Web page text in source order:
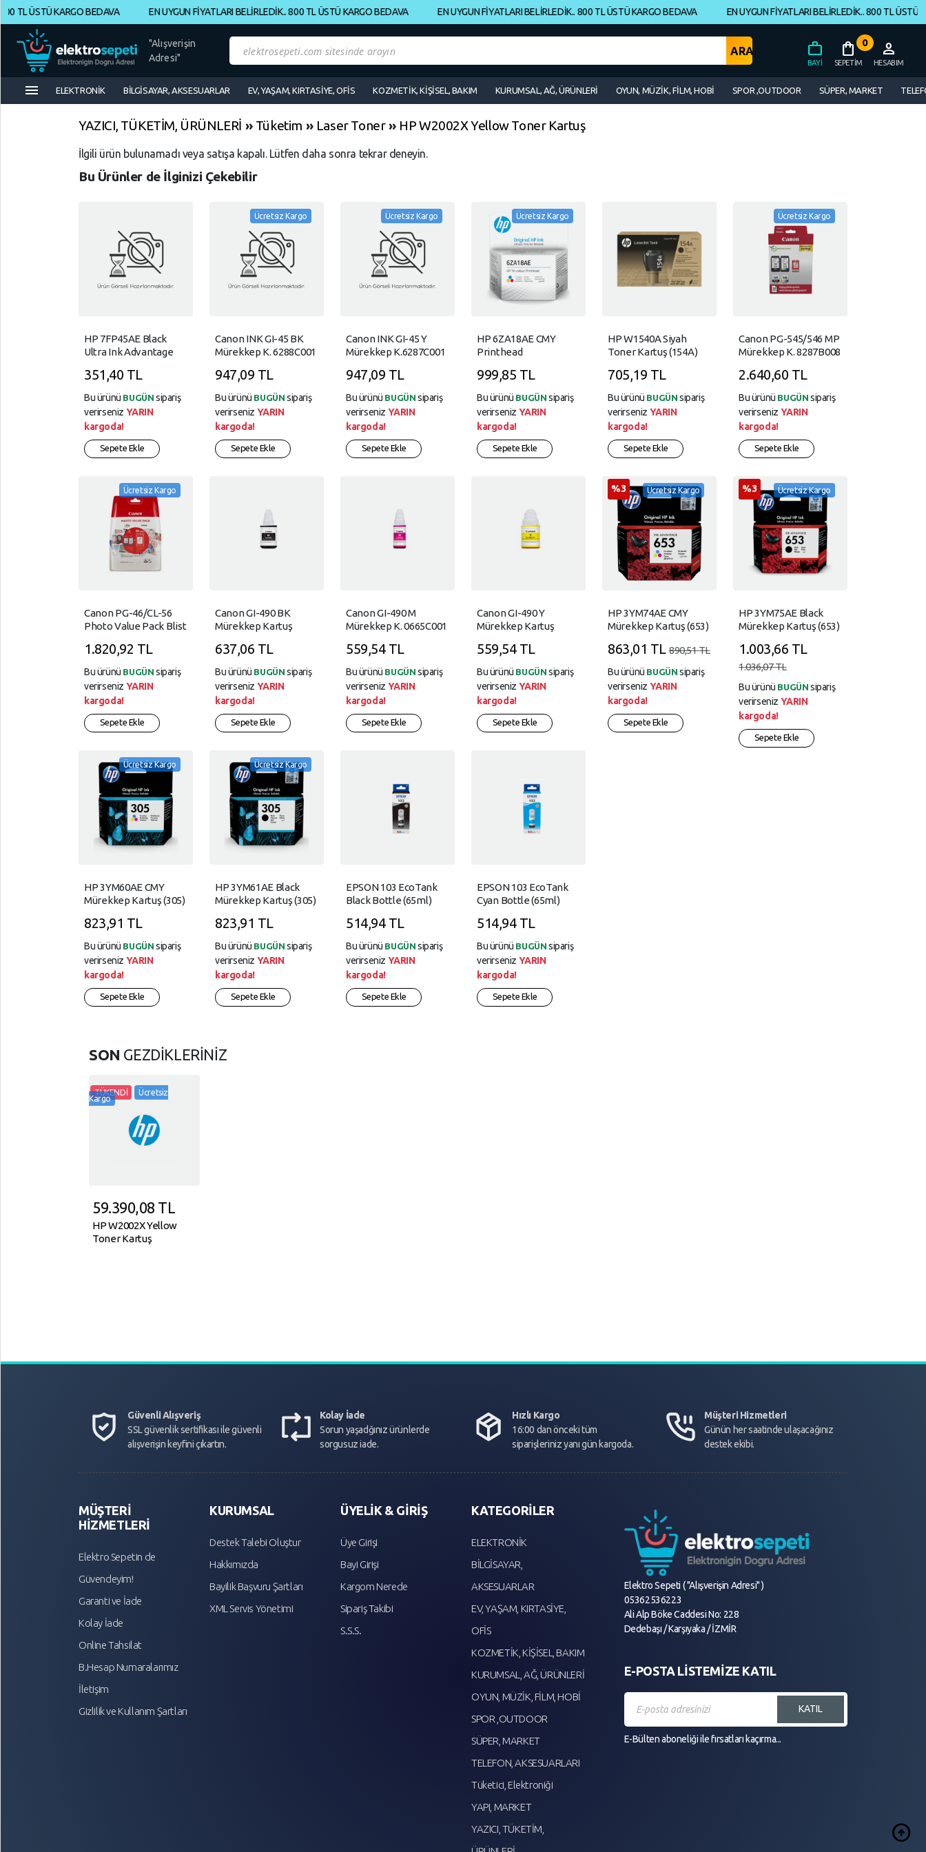
ÜSTÜ KARGO BEDAVA EN UYGUN FİYATLARI BELİRLEDİK.. 800 TL ÜSTÜ KARGO BEDAVA EN UYGUN FİYATLARI BELİRLEDİK.. 800 TL ÜSTÜ KARGO BEDAVA EN UYGUN FİYATLARI BELİRLEDİK.. 800 TL ÜSTÜ
"Alışverişin
Adresi"
work
BAYI
shopping_bag 0
SEPETIM
person
HESABIM
Müşteri
Panelim
Yeni
Gelenler
İndirimdekiler
Kategoriye
AKSESUARLARI
menu ELEKTRONİK BİLGİSAYAR, AKSESUARLAR EV, YAŞAM, KIRTASİYE, OFİS KOZMETİK, KİŞİSEL, BAKIM KURUMSAL, AĞ, ÜRÜNLERİ OYUN, MÜZİK, FİLM, HOBİ SPOR ,OUTDOOR SÜPER, MARKET
YAZICI, TÜKETİM, ÜRÜNLERİ » Tüketim » Laser Toner» HP W2002X Yellow Toner Kartuş
İlgili ürün bulunamadı veya satışa kapalı. Lütfen daha sonra tekrar deneyin.
Bu Ürünler de İlginizi Çekebilir
HP 7FP45AE Black
Ultra Ink Advantage
351,40 TL
Bu ürünü BUGÜN sipariş
verirseniz YARIN
kargoda!
Sepete Ekle
Ücretsiz Kargo
Canon INK GI-45 BK
Mürekkep K. 6288C001
947,09 TL
Bu ürünü BUGÜN sipariş
verirseniz YARIN
kargoda!
Sepete Ekle
Ücretsiz Kargo
Canon INK GI-45 Y
Mürekkep K.6287C001
947,09 TL
Bu ürünü BUGÜN sipariş
verirseniz YARIN
kargoda!
Sepete Ekle
Ücretsiz Kargo
HP 6ZA18AE CMY
Printhead
999,85 TL
Bu ürünü BUGÜN sipariş
verirseniz YARIN
kargoda!
Sepete Ekle
HP W1540A Siyah
Toner Kartuş (154A)
705,19 TL
Bu ürünü BUGÜN sipariş
verirseniz YARIN
kargoda!
Sepete Ekle
Ücretsiz Kargo
Canon PG-545/546 MP
Mürekkep K. 8287B008
2.640,60 TL
Bu ürünü BUGÜN sipariş
verirseniz YARIN
kargoda!
Sepete Ekle
Ücretsiz Kargo
Canon PG-46/CL-56
Photo Value Pack Blist
1.820,92 TL
Bu ürünü BUGÜN sipariş
verirseniz YARIN
kargoda!
Sepete Ekle
Canon GI-490 BK
Mürekkep Kartuş
637,06 TL
Bu ürünü BUGÜN sipariş
verirseniz YARIN
kargoda!
Sepete Ekle
Canon GI-490 M
Mürekkep K. 0665C001
559,54 TL
Bu ürünü BUGÜN sipariş
verirseniz YARIN
kargoda!
Sepete Ekle
Canon GI-490 Y
Mürekkep Kartuş
559,54 TL
Bu ürünü BUGÜN sipariş
verirseniz YARIN
kargoda!
Sepete Ekle
Ücretsiz Kargo
HP 3YM74AE CMY
Mürekkep Kartuş (653)
%3
863,01 TL 890,51 TL
Bu ürünü BUGÜN sipariş
verirseniz YARIN
kargoda!
Sepete Ekle
Ücretsiz Kargo
HP 3YM75AE Black
Mürekkep Kartuş (653)
%3
1.003,66 TL
1.036,07 TL
Bu ürünü BUGÜN sipariş
verirseniz YARIN
kargoda!
Sepete Ekle
Ücretsiz Kargo
HP 3YM60AE CMY
Mürekkep Kartuş (305)
823,91 TL
Bu ürünü BUGÜN sipariş
verirseniz YARIN
kargoda!
Sepete Ekle
Ücretsiz Kargo
HP 3YM61AE Black
Mürekkep Kartuş (305)
823,91 TL
Bu ürünü BUGÜN sipariş
verirseniz YARIN
kargoda!
Sepete Ekle
EPSON 103 EcoTank
Black Bottle (65ml)
514,94 TL
Bu ürünü BUGÜN sipariş
verirseniz YARIN
kargoda!
Sepete Ekle
EPSON 103 EcoTank
Cyan Bottle (65ml)
514,94 TL
Bu ürünü BUGÜN sipariş
verirseniz YARIN
kargoda!
Sepete Ekle
SON GEZDİKLERİNİZ
TÜKENDİ Ücretsiz
Kargo
59.390,08 TL
HP W2002X Yellow
Toner Kartuş
Güvenli Alışveriş
SSL güvenlik sertifikası ile güvenli
alışverişin keyfini çıkartın.
Kolay İade
Sorun yaşadğınız ürünlerde
sorgusuz iade.
Hızlı Kargo
16:00 dan önceki tüm
siparişleriniz yanı gün kargoda.
Müşteri Hizmetleri
Günün her saatinde ulaşacağınız
destek ekibi.
MÜŞTERİ
HİZMETLERİ
Elektro Sepetin de
Güvendeyim!
Garanti ve İade
Kolay İade
Online Tahsilat
B.Hesap Numaralarımız
İletişim
Gizlilik ve Kullanım Şartları
KURUMSAL
Destek Talebi Oluştur
Hakkımızda
Bayilik Başvuru Şartları
XML Servis Yönetimi
ÜYELİK & GİRİŞ
Üye Girişi
Bayi Girişi
Kargom Nerede
Sipariş Takibi
S.S.S.
KATEGORİLER
ELEKTRONİK
BİLGİSAYAR,
AKSESUARLAR
EV, YAŞAM, KIRTASİYE,
OFİS
KOZMETİK, KİŞİSEL, BAKIM
KURUMSAL, AĞ, ÜRÜNLERİ
OYUN, MÜZİK, FİLM, HOBİ
SPOR ,OUTDOOR
SÜPER, MARKET
TELEFON, AKSESUARLARI
Tüketici, Elektroniği
YAPI, MARKET
YAZICI, TÜKETİM,
Elektro Sepeti ( "Alışverişin Adresi" )
05362536223
Ali Alp Böke Caddesi No: 228
Dedebaşı / Karşıyaka / İZMİR
E-POSTA LİSTEMİZE KATIL
KATIL
E-Bülten aboneliği ile fırsatları kaçırma...
arrow_circle_up